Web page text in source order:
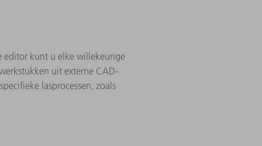
editor kunt u elke willekeurige
uit externe CAD-
lasprocessen, zoals